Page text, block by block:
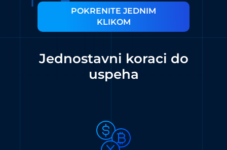
বাংলা
Українська
Pilipinas
Kiswahili
Қазақша
Nederlands
Yorùbá
Hausa
POKRENITE JEDNIM
KLIKOM
Jednostavni koraci do
uspeha